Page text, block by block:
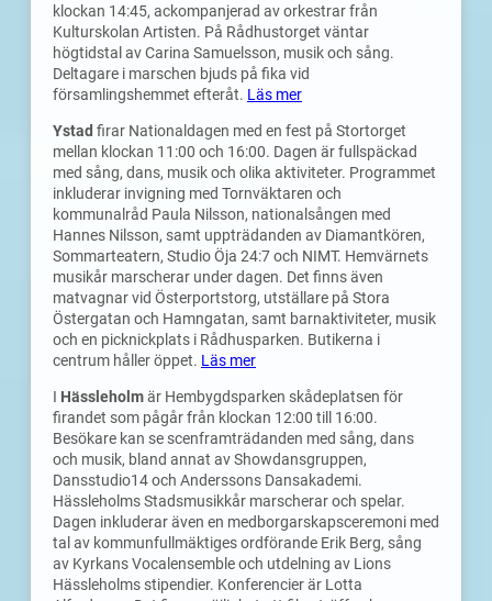
klockan 14:45, ackompanjerad av orkestrar från
Kulturskolan Artisten. På Rådhustorget väntar
högtidstal av Carina Samuelsson, musik och sång.
Deltagare i marschen bjuds på fika vid
församlingshemmet efteråt. Läs mer
Ystad firar Nationaldagen med en fest på Stortorget
mellan klockan 11:00 och 16:00. Dagen är fullspäckad
med sång, dans, musik och olika aktiviteter. Programmet
inkluderar invigning med Tornväktaren och
kommunalråd Paula Nilsson, nationalsången med
Hannes Nilsson, samt uppträdanden av Diamantkören,
Sommarteatern, Studio Öja 24:7 och NIMT. Hemvärnets
musikår marscherar under dagen. Det finns även
matvagnar vid Österportstorg, utställare på Stora
Östergatan och Hamngatan, samt barnaktiviteter, musik
och en picknickplats i Rådhusparken. Butikerna i
centrum håller öppet. Läs mer
I Hässleholmär Hembygdsparken skådeplatsen för
firandet som pågår från klockan 12:00 till 16:00.
Besökare kan se scenframträdanden med sång, dans
och musik, bland annat av Showdansgruppen,
Dansstudio14 och Anderssons Dansakademi.
Hässleholms Stadsmusikkår marscherar och spelar.
Dagen inkluderar även en medborgarskapsceremoni med
tal av kommunfullmäktiges ordförande Erik Berg, sång
av Kyrkans Vocalensemble och utdelning av Lions
Hässleholms stipendier. Konferencier är Lotta